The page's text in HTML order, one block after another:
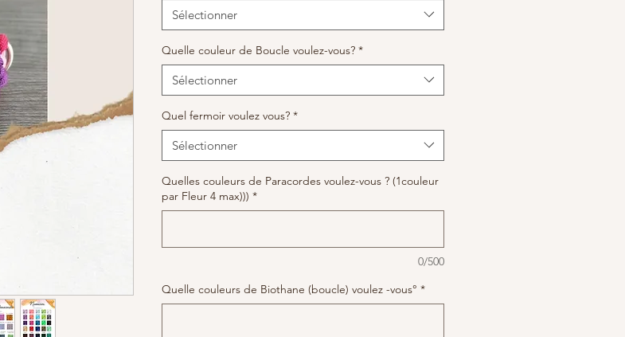
Sélectionner
Quelle couleur de Boucle voulez-vous? *
Sélectionner
Quel fermoir voulez vous? *
Sélectionner
Quelles couleurs de Paracordes voulez-vous ? (1couleur
par Fleur 4 max))) *
0/500
Quelle couleurs de Biothane (boucle) voulez -vous° *